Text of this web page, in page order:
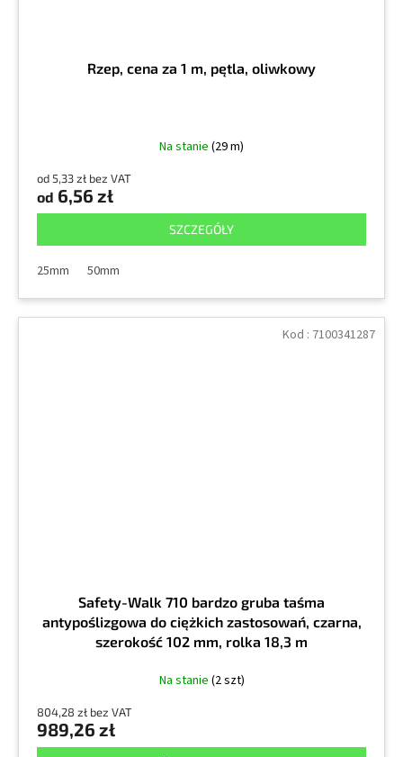
Rzep, cena za 1 m, pętla, oliwkowy
Na stanie (29 m)
od 5,33 zł bez VAT
od 6,56 zł
SZCZEGÓŁY
25mm 50mm
Safety-Walk 710 bardzo gruba taśma
antypoślizgowa do ciężkich zastosowań, czarna,
szerokość 102 mm, rolka 18,3 m
Na stanie (2 szt)
804,28 zł bez VAT
989,26 zł
Kod : 7100341287